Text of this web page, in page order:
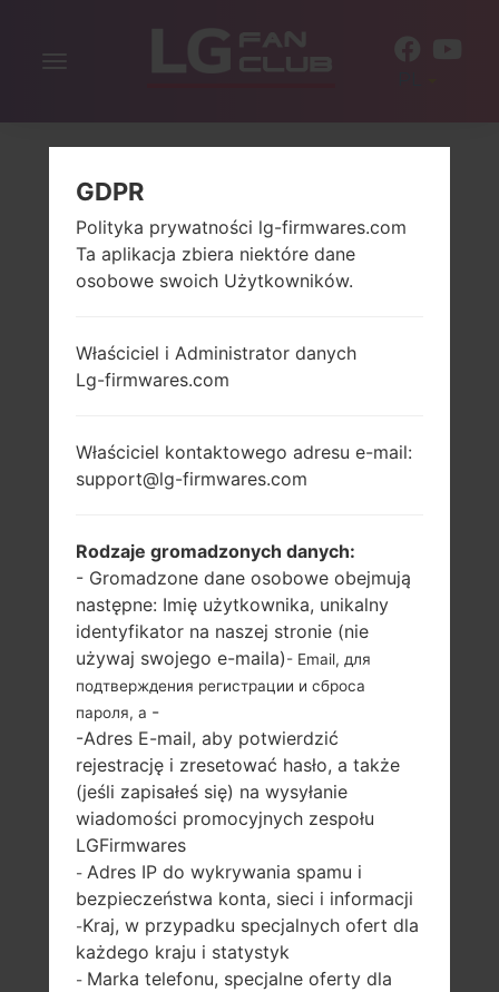
Włącz
LG K410F (LGK410F) Z
SERII LG K10
5.3 in (~70.6%
stosunek ekranu
do ciała)
720 x 1280 pikseli
(~277 gęstość
pikseli na cal)
1.3Ghz ARM
Cortex-A53
MediaTek MT6735
1GB
GDPR
Polityka prywatności lg-firmwares.com
Ta aplikacja zbiera niektóre dane
osobowe swoich Użytkowników.
Właściciel i Administrator danych
Lg-firmwares.com
Właściciel kontaktowego adresu e-mail:
support@lg-firmwares.com
Rodzaje gromadzonych danych:
- Gromadzone dane osobowe obejmują
następne: Imię użytkownika, unikalny
identyfikator na naszej stronie (nie
używaj swojego e-maila)- Email, для
подтверждения регистрации и сброса
пароля, а -
-Adres E-mail, aby potwierdzić
rejestrację i zresetować hasło, a także
(jeśli zapisałeś się) na wysyłanie
wiadomości promocyjnych zespołu
LGFirmwares
- Adres IP do wykrywania spamu i
bezpieczeństwa konta, sieci i informacji
-Kraj, w przypadku specjalnych ofert dla
każdego kraju i statystyk
- Marka telefonu, specjalne oferty dla